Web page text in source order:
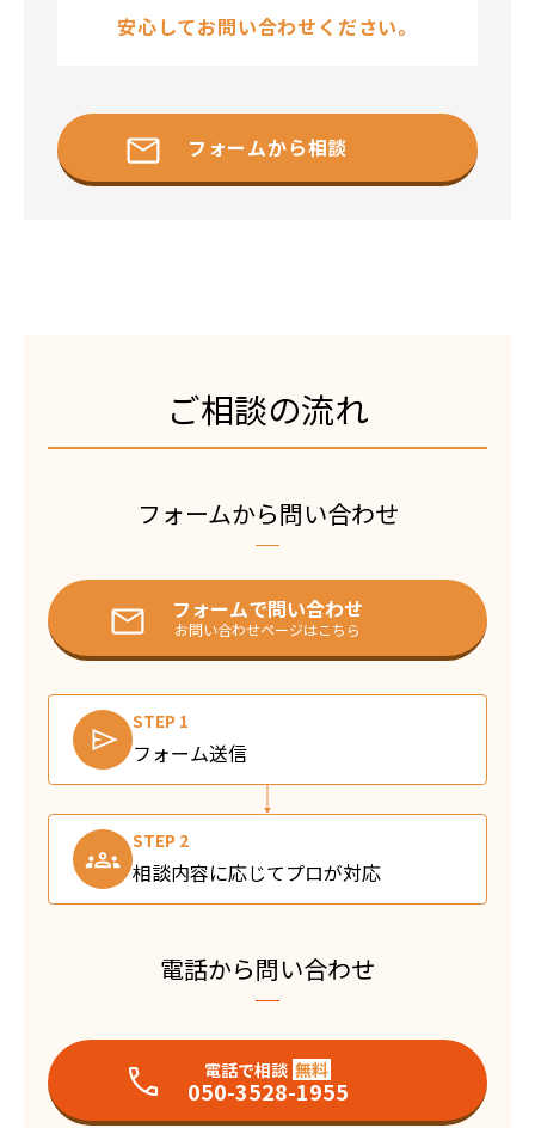
安心してお問い合わせください。
フォームから相談
ご相談の流れ
フォームから問い合わせ
フォームで問い合わせ
お問い合わせページはこちら
STEP 1
フォーム送信
STEP 2
相談内容に応じてプロが対応
電話から問い合わせ
電話で相談 無料
050-3528-1955